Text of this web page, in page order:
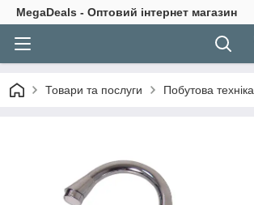
MegaDeals - Оптовий інтернет магазин
Товари та послуги Побутова техніка